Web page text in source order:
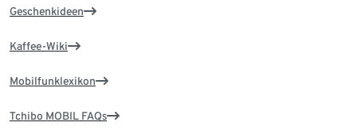
Geschenkideen
Kaffee-Wiki
Mobilfunklexikon
Tchibo MOBIL FAQs